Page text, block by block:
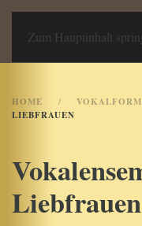
Zum Hauptinhalt
Chor an
HOME
LIEBFRAUEN
Liebfrauen